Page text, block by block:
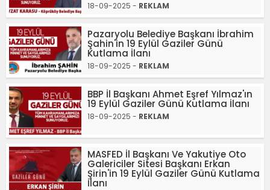
18-09-2025 - REKLAM
Pazaryolu Belediye Başkanı İbrahim
Şahin'in 19 Eylül Gaziler Günü
Kutlama İlanı
18-09-2025 - REKLAM
BBP İl Başkanı Ahmet Eşref Yılmaz'ın
19 Eylül Gaziler Günü Kutlama İlanı
18-09-2025 - REKLAM
MASFED İl Başkanı Ve Yakutiye Oto
Galericiler Sitesi Başkanı Erkan
Şirin'in 19 Eylül Gaziler Günü Kutlama
İlanı